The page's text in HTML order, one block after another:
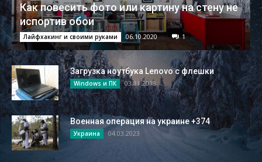
Как повесить фото или картину на стену не
испортив обои
Лайфхакинг и своими руками 06.10.2020 1
Загрузка ноутбука Lenovo с флешки
Windows и ПК 03.11.2018
Военная операция на украине +374
Украина 04.03.2023